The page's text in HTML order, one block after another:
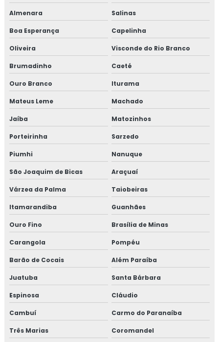
Curso de rotulagem nutricional online
Empresa de consultoria para empresa alimentícia
Empresa de consultoria gmp
Empresa de consultoria para setor alimentício
Empresa de curso gmp
Empresa de treinamento para empresa alimentícia
Empresa de treinamento para setor alimentício
Empresa de treinamento para setor de alimentos
Gmp para transporte de cargas
Treinamento em adequação para acreditação na iso
17025
Treinamento em análise crítica de laudos de calibração
Treinamento em análise e diagnóstico de cultura
organizacional
Treinamento em análise sensorial
Treinamento em atualização do manual de bpf
Almenara Salinas
Boa Esperança Capelinha
Oliveira Visconde do Rio Branco
Brumadinho Caeté
Ouro Branco Iturama
Mateus Leme Machado
Jaíba Matozinhos
Porteirinha Sarzedo
Piumhi Nanuque
São Joaquim de Bicas Araçuaí
Várzea da Palma Taiobeiras
Itamarandiba Guanhães
Ouro Fino Brasília de Minas
Carangola Pompéu
Barão de Cocais Além Paraíba
Juatuba Santa Bárbara
Espinosa Cláudio
Cambuí Carmo do Paranaíba
Três Marias Coromandel